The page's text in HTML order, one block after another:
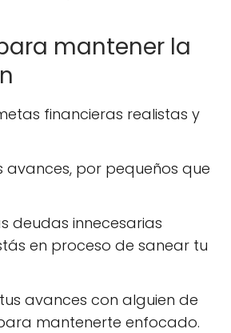
mantener la
financieras realistas y
avances, por pequeños que
deudas innecesarias
en proceso de sanear tu
avances con alguien de
mantenerte enfocado.